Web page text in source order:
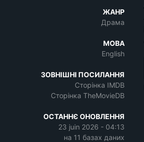
ЖАНР
Драма
МОВА
English
ЗОВНІШНІ ПОСИЛАННЯ
Сторінка IMDB
Сторінка TheMovieDB
ОСТАННЄ ОНОВЛЕННЯ
23 juin 2026 - 04:13
на 11 базах даних